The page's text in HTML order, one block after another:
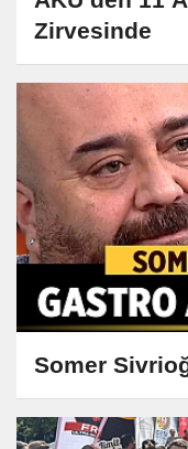
Zirvesinde
Somer